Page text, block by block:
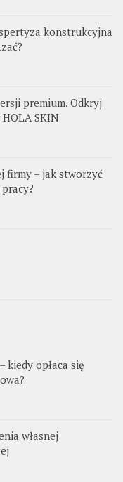
konstrukcyjna
premium. Odkryj
HOLA SKIN
firmy – jak stworzyć
kiedy opłaca się
własnej